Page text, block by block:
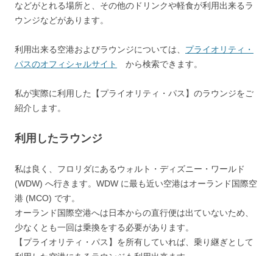
などがとれる場所と、その他のドリンクや軽食が利用出来るラ
ウンジなどがあります。
利用出来る空港およびラウンジについては、 プライオリティ・
パスのオフィシャルサイト
から検索できます。
私が実際に利用した【プライオリティ・パス】のラウンジをご
紹介します。
利用したラウンジ
私は良く、フロリダにあるウォルト・ディズニー・ワールド
(WDW) へ行きます。WDW に最も近い空港はオーランド国際空
港 (MCO) です。
オーランド国際空港へは日本からの直行便は出ていないため、
少なくとも一回は乗換をする必要があります。
【プライオリティ・パス】を所有していれば、乗り継ぎとして